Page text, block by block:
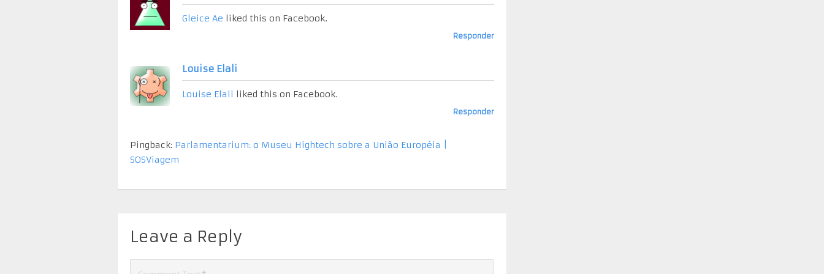
Gleice Ae liked this on Facebook.
Responder
Louise Elali
Louise Elali liked this on Facebook.
Responder
Pingback: Parlamentarium: o Museu Hightech sobre a União Européia |
SOSViagem
Leave a Reply